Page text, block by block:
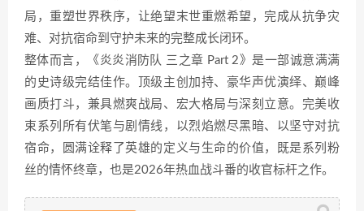
局，重塑世界秩序，让绝望末世重燃希望，完成从抗争灾
难、对抗宿命到守护未来的完整成长闭环。
整体而言，《炎炎消防队 三之章 Part 2》是一部诚意满满
的史诗级完结佳作。顶级主创加持、豪华声优演绎、巅峰
画质打斗，兼具燃爽战局、宏大格局与深刻立意。完美收
束系列所有伏笔与剧情线，以烈焰燃尽黑暗、以坚守对抗
宿命，圆满诠释了英雄的定义与生命的价值，既是系列粉
丝的情怀终章，也是2026年热血战斗番的收官标杆之作。